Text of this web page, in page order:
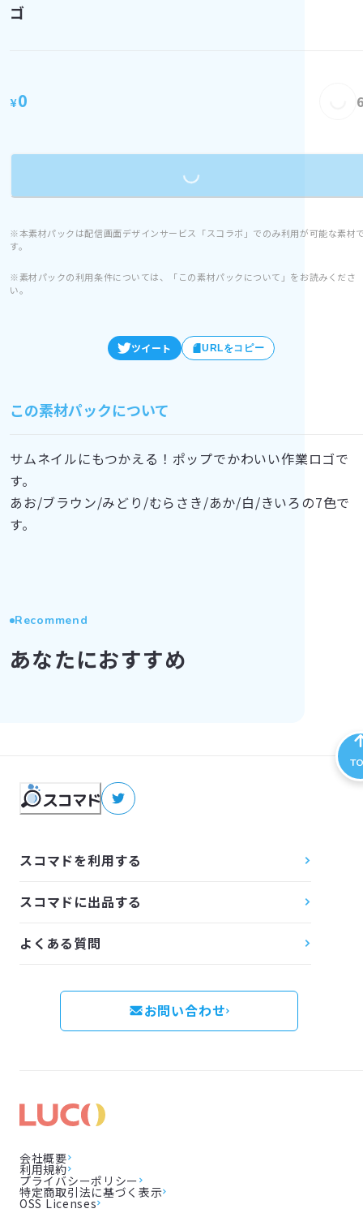
ゴ
¥0
Loading...
※本素材パックは配信画面デザインサービス「スコラボ」でのみ利用が可能な素材
す。
※素材パックの利用条件については、「この素材パックについて」をお読みくださ
い。
ツイート URLをコピー
この素材パックについて
サムネイルにもつかえる！ポップでかわいい作業ロゴで
す。
あお/ブラウン/みどり/むらさき/あか/白/きいろの7色で
す。
Recommend
あなたにおすすめ
スコマドを利用する
スコマドに出品する
よくある質問
お問い合わせ
会社概要
利用規約
プライバシーポリシー
特定商取引法に基づく表示
OSS Licenses